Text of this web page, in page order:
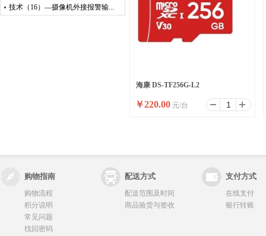
技术（16）—摄像机外接报警输...
海康 DS-TF256G-L2
￥220.00 元/台
购物指南 配送方式 支付方式
购物流程
积分说明
常见问题
找回密码
配送范围及时间
商品验货与签收
在线支付
银行转账